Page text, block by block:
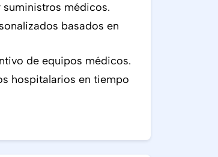
médicos.
basados en
de equipos médicos.
hospitalarios en tiempo